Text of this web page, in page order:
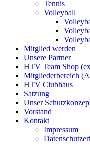
Tennis
Volleyball
Mitglied werden
Unsere Partner
HTV Team Shop
Mitgliederbereich
HTV Clubhaus
Satzung
Unser
Vorstand
Kontakt
Impressum